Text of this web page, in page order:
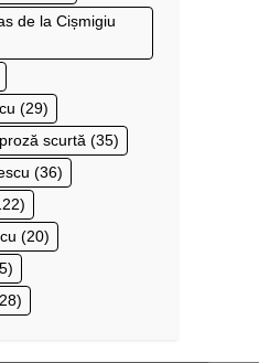
de la Cișmigiu
(29)
proză scurtă (35)
(36)
(20)